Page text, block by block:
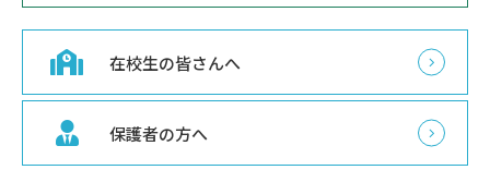
在校生の皆さんへ
保護者の方へ